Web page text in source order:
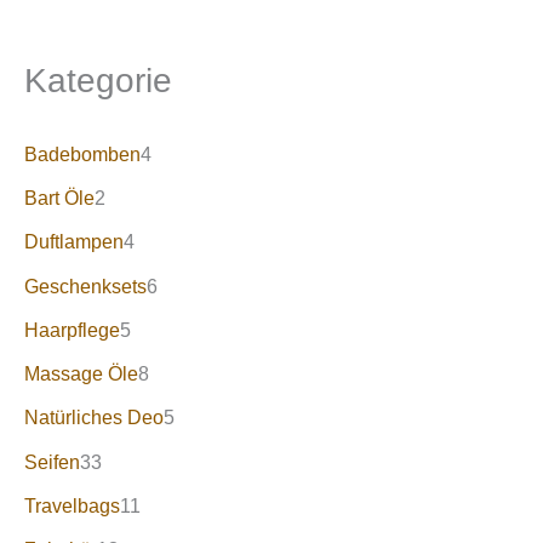
Kategorie
Badebomben4
Bart Öle2
Duftlampen4
Geschenksets6
Haarpflege5
Massage Öle8
Natürliches Deo5
Seifen33
Travelbags11